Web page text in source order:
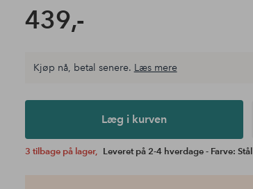
439,-
Kjøp nå, betal senere. Læs mere
Læg i kurven
3 tilbage på lager, Leveret på 2-4 hverdage - Farve: Stål